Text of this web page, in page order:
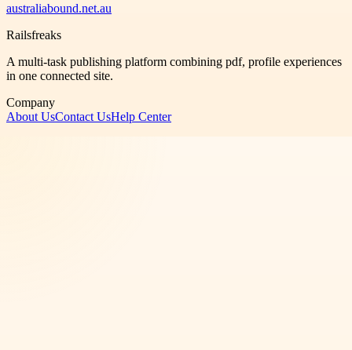
australiabound.net.au
Railsfreaks
A multi-task publishing platform combining pdf, profile experiences
in one connected site.
Company
About UsContact UsHelp Center